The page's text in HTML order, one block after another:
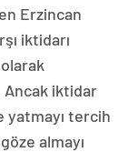
Erzincan
iktidarı
iktidar
yatmayı tercih
almayı